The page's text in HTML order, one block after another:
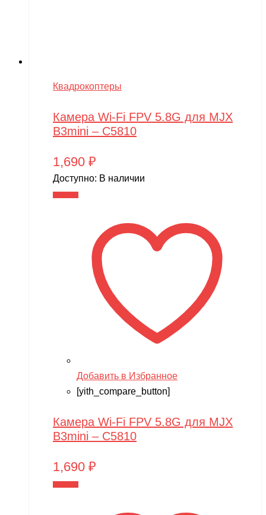
Квадрокоптеры
Камера Wi-Fi FPV 5.8G для MJX
B3mini – C5810
1,690 ₽
Доступно: В наличии
Добавить в Избранное
[yith_compare_button]
Камера Wi-Fi FPV 5.8G для MJX
B3mini – C5810
1,690 ₽